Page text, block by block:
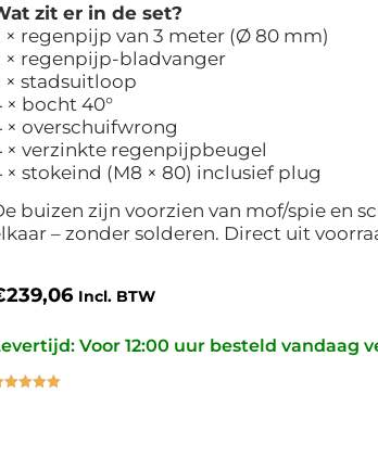
zit er in de set?
× regenpijp van 3 meter (Ø 80 mm)
× regenpijp-bladvanger
× stadsuitloop
× bocht 40°
× overschuifwrong
× verzinkte regenpijpbeugel
× stokeind (M8 × 80) inclusief plug
buizen zijn voorzien van mof/spie en
– zonder solderen. Direct uit
239,06 Incl. BTW
Voor 12:00 uur besteld vandaag